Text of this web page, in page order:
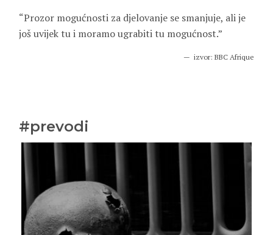
“Prozor mogućnosti za djelovanje se smanjuje, ali je
još uvijek tu i moramo ugrabiti tu mogućnost.”
izvor: BBC Afrique
#prevodi